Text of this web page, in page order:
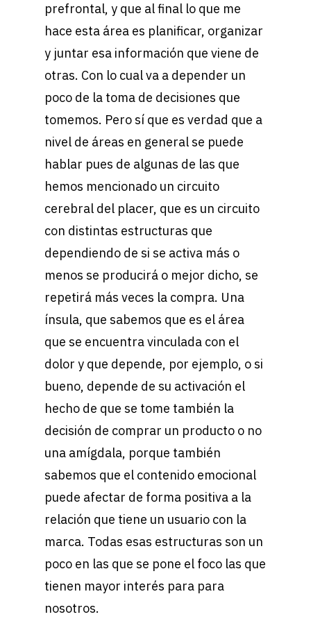
prefrontal, y que al final lo que me
hace esta área es planificar, organizar
y juntar esa información que viene de
otras. Con lo cual va a depender un
poco de la toma de decisiones que
tomemos. Pero sí que es verdad que a
nivel de áreas en general se puede
hablar pues de algunas de las que
hemos mencionado un circuito
cerebral del placer, que es un circuito
con distintas estructuras que
dependiendo de si se activa más o
menos se producirá o mejor dicho, se
repetirá más veces la compra. Una
ínsula, que sabemos que es el área
que se encuentra vinculada con el
dolor y que depende, por ejemplo, o si
bueno, depende de su activación el
hecho de que se tome también la
decisión de comprar un producto o no
una amígdala, porque también
sabemos que el contenido emocional
puede afectar de forma positiva a la
relación que tiene un usuario con la
marca. Todas esas estructuras son un
poco en las que se pone el foco las que
tienen mayor interés para para
nosotros.